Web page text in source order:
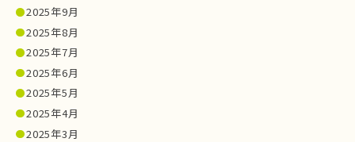
2025年9月
2025年8月
2025年7月
2025年6月
2025年5月
2025年4月
2025年3月